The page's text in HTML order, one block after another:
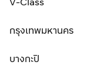
กรุงเทพมหานคร
บางกะปิ